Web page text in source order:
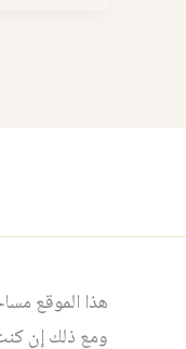
هذا الموقع
ومع ذلك إن